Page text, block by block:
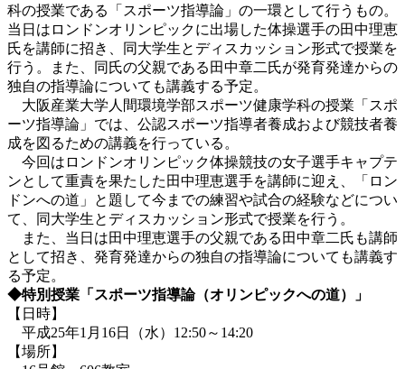
科の授業である「スポーツ指導論」の一環として行うもの。
当日はロンドンオリンピックに出場した体操選手の田中理恵
氏を講師に招き、同大学生とディスカッション形式で授業を
行う。また、同氏の父親である田中章二氏が発育発達からの
独自の指導論についても講義する予定。
大阪産業大学人間環境学部スポーツ健康学科の授業「スポ
ーツ指導論」では、公認スポーツ指導者養成および競技者養
成を図るための講義を行っている。
今回はロンドンオリンピック体操競技の女子選手キャプテ
ンとして重責を果たした田中理恵選手を講師に迎え、「ロン
ドンへの道」と題して今までの練習や試合の経験などについ
て、同大学生とディスカッション形式で授業を行う。
また、当日は田中理恵選手の父親である田中章二氏も講師
として招き、発育発達からの独自の指導論についても講義す
る予定。
◆特別授業「スポーツ指導論（オリンピックへの道）」
【日時】
平成25年1月16日（水）12:50～14:20
【場所】